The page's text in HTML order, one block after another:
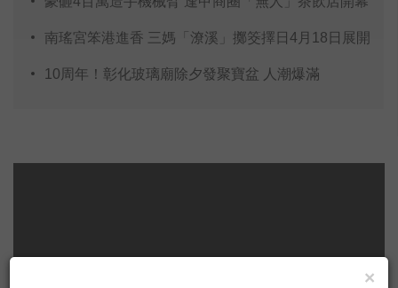
南瑤宮笨港進香 三媽「潦溪」擲筊擇日4月18日展開
10周年！彰化玻璃廟除夕發聚寶盆 人潮爆滿
×